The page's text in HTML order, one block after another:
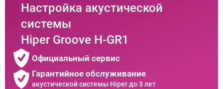
Настройка акустической
системы
Hiper Groove H-GR1
Официальный сервис
Гарантийное обслуживание
акустической системы Hiper до 3 лет